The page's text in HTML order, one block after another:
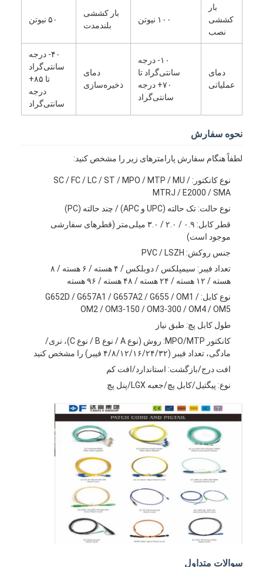
کابل فیبر نوری
فیش نوری Patchcord
رنگدانه فیبر نوری
کاهش دهنده فیبر نوری
جعبه خاتمه فیبر نوری
ماژول فرستنده نوری
مبدل رسانه ای فیبر نوری
سوئیچ فیبر اترنت
کیت ابزار فیبر نوری
PM و اجزای پرقدرت
بار
کششی
نصب
۱۰۰ نیوتن
بار کششی
بلندمدت
۵۰ نیوتن
دمای
عملیاتی
۱۰- درجه
سانتی‌گراد تا
۷۰+ درجه
سانتی‌گراد
دمای
ذخیره‌سازی
۴۰- درجه
سانتی‌گراد
تا ۸۵+
درجه
سانتی‌گراد
نحوه سفارش
لطفاً هنگام سفارش پارامترهای زیر را مشخص کنید:
نوع کانکتور: SC / FC / LC / ST / MPO / MTP / MU /
MTRJ / E2000 / SMA
نوع حالت: تک حالته (UPC و APC) / چند حالته (PC)
قطر کابل: ۰.۹ / ۲.۰ / ۳.۰ میلی‌متر (قطرهای سفارشی
موجود است)
جنس روکش: PVC / LSZH
تعداد فیبر: سیمپلکس / دوبلکس / ۴ هسته / ۶ هسته / ۸
هسته / ۱۲ هسته / ۲۴ هسته / ۴۸ هسته / ۹۶ هسته
نوع کابل: G652D / G657A1 / G657A2 / G655 / OM1 /
OM2 / OM3-150 / OM3-300 / OM4 / OM5
طول کابل پچ: طبق نیاز
کانکتور MPO/MTP: روش (نوع A / نوع B / نوع C)، نری/
مادگی، تعداد فیبر (۴/۸/۱۲/۱۶/۲۴/۳۲ فیبر) را مشخص کنید
افت درج/بازگشت: استاندارد/افت کم
نوع: پیگتیل/کابل پچ/جعبه LGX/پنل پچ
سوالات متداول